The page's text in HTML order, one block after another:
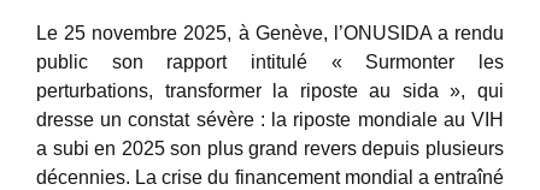
Le 25 novembre 2025, à Genève, l’ONUSIDA a rendu
public son rapport intitulé « Surmonter les
perturbations, transformer la riposte au sida », qui
dresse un constat sévère : la riposte mondiale au VIH
a subi en 2025 son plus grand revers depuis plusieurs
décennies. La crise du financement mondial a entraîné